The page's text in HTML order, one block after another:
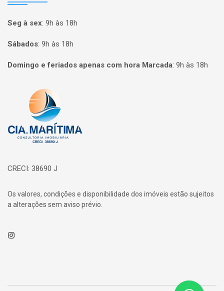
Seg à sex: 9h às 18h
Sábados: 9h às 18h
Domingo e feriados apenas com hora Marcada: 9h às 18h
Página inicial
CRECI: 38690 J
Os valores, condições e disponibilidade dos imóveis estão sujeitos
a alterações sem aviso prévio.
Instagram